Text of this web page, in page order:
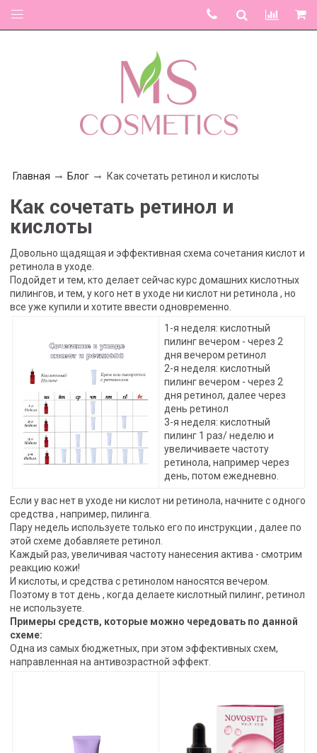
Главная Блог Как сочетать ретинол и кислоты
Как сочетать ретинол и
кислоты
Довольно щадящая и эффективная схема сочетания кислот и
ретинола в уходе.
Подойдет и тем, кто делает сейчас курс домашних кислотных
пилингов, и тем, у кого нет в уходе ни кислот ни ретинола , но
все уже купили и хотите ввести одновременно.
1-я неделя: кислотный
пилинг вечером - через 2
дня вечером ретинол
2-я неделя: кислотный
пилинг вечером - через 2
дня ретинол, далее через
день ретинол
3-я неделя: кислотный
пилинг 1 раз/ неделю и
увеличиваете частоту
ретинола, например через
день, потом ежедневно.
Если у вас нет в уходе ни кислот ни ретинола, начните с одного
средства , например, пилинга.
Пару недель используете только его по инструкции , далее по
этой схеме добавляете ретинол.
Каждый раз, увеличивая частоту нанесения актива - смотрим
реакцию кожи!
И кислоты, и средства с ретинолом наносятся вечером.
Поэтому в тот день , когда делаете кислотный пилинг, ретинол
не используете.
Примеры средств, которые можно чередовать по данной
схеме:
Одна из самых бюджетных, при этом эффективных схем,
направленная на антивозрастной эффект.